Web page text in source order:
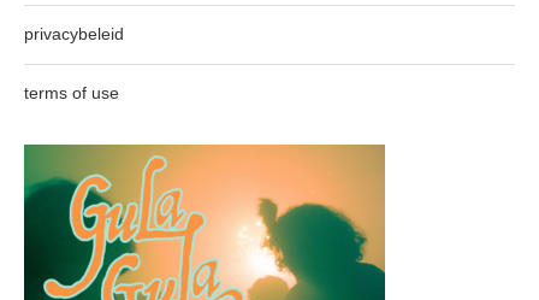
privacybeleid
terms of use